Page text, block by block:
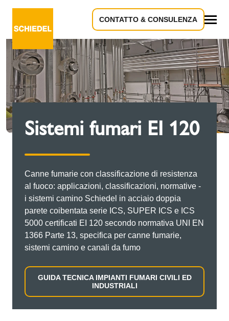
CONTATTO & CONSULENZA
Sistemi fumari EI 120
Canne fumarie con classificazione di resistenza
al fuoco: applicazioni, classificazioni, normative -
i sistemi camino Schiedel in acciaio doppia
parete coibentata serie ICS, SUPER ICS e ICS
5000 certificati EI 120 secondo normativa UNI EN
1366 Parte 13, specifica per canne fumarie,
sistemi camino e canali da fumo
GUIDA TECNICA IMPIANTI FUMARI CIVILI ED
INDUSTRIALI